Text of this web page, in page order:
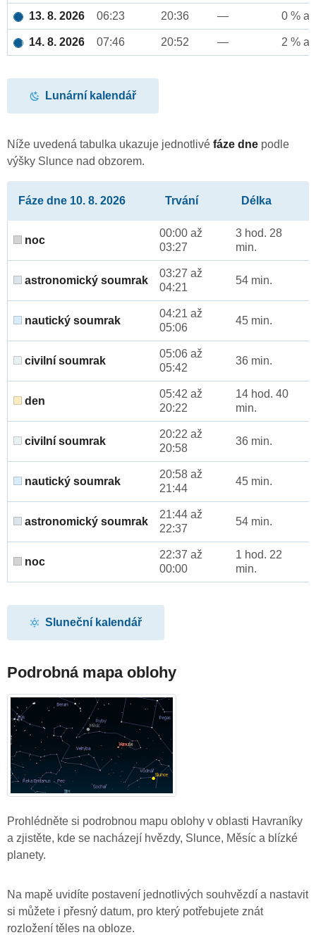
13. 8. 2026 06:23 20:36 — 0 %
14. 8. 2026 07:46 20:52 — 2 %
Lunární kalendář
Níže uvedená tabulka ukazuje jednotlivé fáze dne podle
výšky Slunce nad obzorem.
Fáze dne 10. 8. 2026 Trvání Délka
noc
00:00 až
03:27
3 hod. 28
min.
astronomický soumrak
03:27 až
04:21
54 min.
nautický soumrak
04:21 až
05:06
45 min.
civilní soumrak
05:06 až
05:42
36 min.
den
05:42 až
20:22
14 hod. 40
min.
civilní soumrak
20:22 až
20:58
36 min.
nautický soumrak
20:58 až
21:44
45 min.
astronomický soumrak
21:44 až
22:37
54 min.
noc
22:37 až
00:00
1 hod. 22
min.
Sluneční kalendář
Podrobná mapa oblohy
Prohlédněte si podrobnou mapu oblohy v oblasti Havraníky
a zjistěte, kde se nacházejí hvězdy, Slunce, Měsíc a blízké
planety.
Na mapě uvidíte postavení jednotlivých souhvězdí a nastavit
si můžete i přesný datum, pro který potřebujete znát
rozložení těles na obloze.